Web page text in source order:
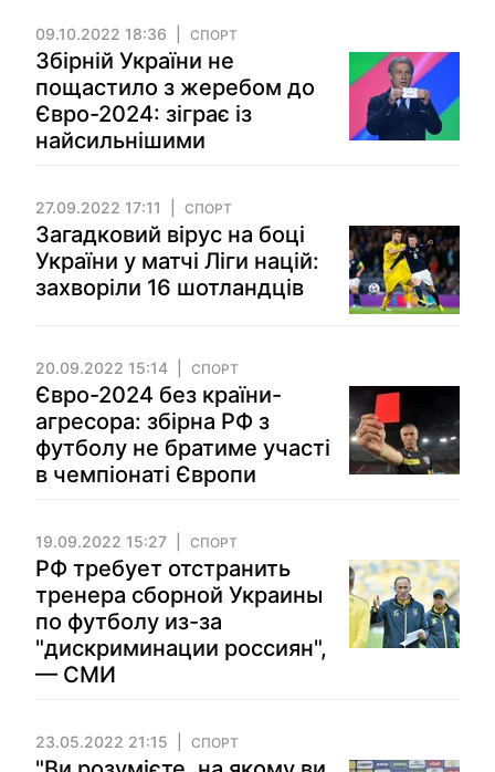
09.10.2022 18:36 СПОРТ
Збірній України не
пощастило з жеребом до
Євро-2024: зіграє із
найсильнішими
27.09.2022 17:11 СПОРТ
Загадковий вірус на боці
України у матчі Ліги націй:
захворіли 16 шотландців
20.09.2022 15:14 СПОРТ
Євро-2024 без країни-
агресора: збірна РФ з
футболу не братиме участі
в чемпіонаті Європи
19.09.2022 15:27 СПОРТ
РФ требует отстранить
тренера сборной Украины
по футболу из-за
"дискриминации россиян",
— СМИ
23.05.2022 21:15 СПОРТ